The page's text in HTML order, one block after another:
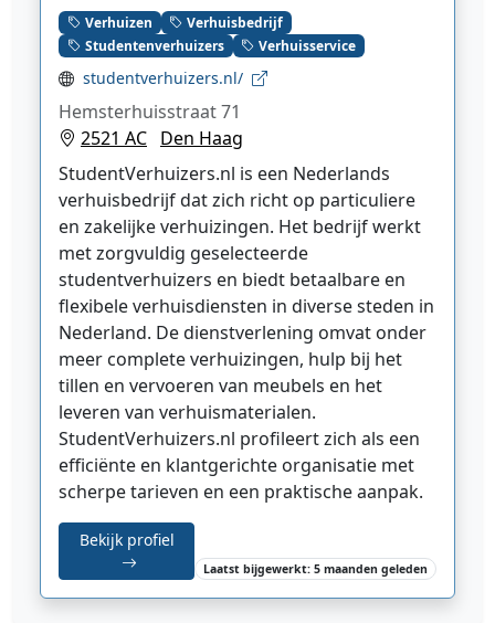
Verhuizen
Verhuisbedrijf
Studentenverhuizers
Verhuisservice
studentverhuizers.nl/
Hemsterhuisstraat 71
2521 AC Den Haag
StudentVerhuizers.nl is een Nederlands
verhuisbedrijf dat zich richt op particuliere
en zakelijke verhuizingen. Het bedrijf werkt
met zorgvuldig geselecteerde
studentverhuizers en biedt betaalbare en
flexibele verhuisdiensten in diverse steden in
Nederland. De dienstverlening omvat onder
meer complete verhuizingen, hulp bij het
tillen en vervoeren van meubels en het
leveren van verhuismaterialen.
StudentVerhuizers.nl profileert zich als een
efficiënte en klantgerichte organisatie met
scherpe tarieven en een praktische aanpak.
Bekijk profiel
Laatst bijgewerkt: 5 maanden geleden